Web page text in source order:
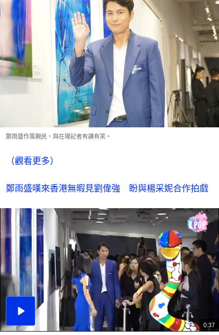
鄭雨盛作風親民，與在場記者有講有笑。
（觀看更多）
鄭雨盛嘆來香港無暇見劉偉強　盼與楊采妮合作拍戲
播
影
總
共
0:37